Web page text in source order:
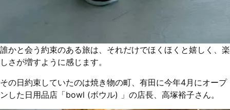
誰かと会う約束のある旅は、それだけでほくほくと嬉しく、楽
しさが増すように感じます。
その日約束していたのは焼き物の町、有田に今年4月にオープ
ンした日用品店「bowl (ボウル) 」の店長、高塚裕子さん。